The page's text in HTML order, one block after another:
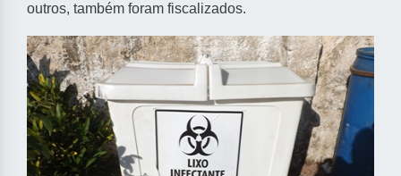
outros, também foram fiscalizados.